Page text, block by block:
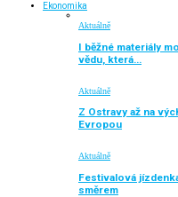
Ekonomika
Aktuálně
I běžné materiály
vědu, která…
Aktuálně
Z Ostravy až na
Evropou
Aktuálně
Festivalová
směrem